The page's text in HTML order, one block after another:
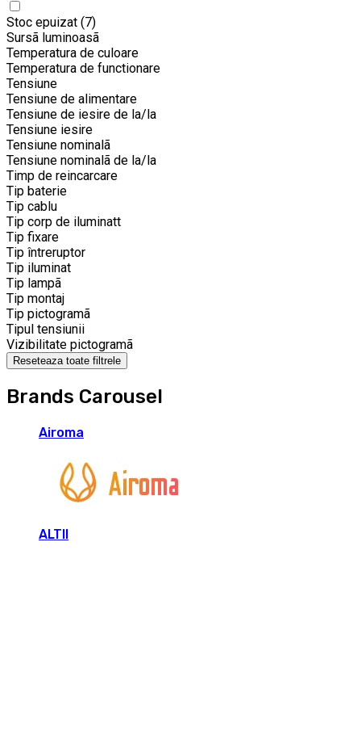
Stoc epuizat (7)
Sursã luminoasã
Temperatura de culoare
Temperatura de functionare
Tensiune
Tensiune de alimentare
Tensiune de iesire de la/la
Tensiune iesire
Tensiune nominalã
Tensiune nominalã de la/la
Timp de reincarcare
Tip baterie
Tip cablu
Tip corp de iluminatt
Tip fixare
Tip întreruptor
Tip iluminat
Tip lampã
Tip montaj
Tip pictogramã
Tipul tensiunii
Vizibilitate pictogramã
Reseteaza toate filtrele
Brands Carousel
Airoma
ALTII